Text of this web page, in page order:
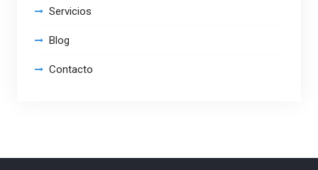
Servicios
Blog
Contacto